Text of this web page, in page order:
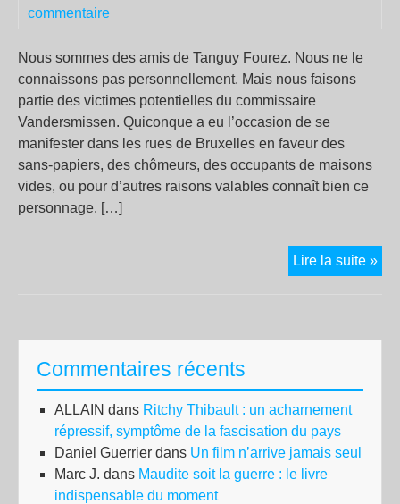
commentaire
Nous sommes des amis de Tanguy Fourez. Nous ne le
connaissons pas personnellement. Mais nous faisons
partie des victimes potentielles du commissaire
Vandersmissen. Quiconque a eu l’occasion de se
manifester dans les rues de Bruxelles en faveur des
sans-papiers, des chômeurs, des occupants de maisons
vides, ou pour d’autres raisons valables connaît bien ce
personnage. […]
Lire la suite »
Commentaires récents
ALLAIN dans Ritchy Thibault : un acharnement
répressif, symptôme de la fascisation du pays
Daniel Guerrier dans Un film n’arrive jamais seul
Marc J. dans Maudite soit la guerre : le livre
indispensable du moment